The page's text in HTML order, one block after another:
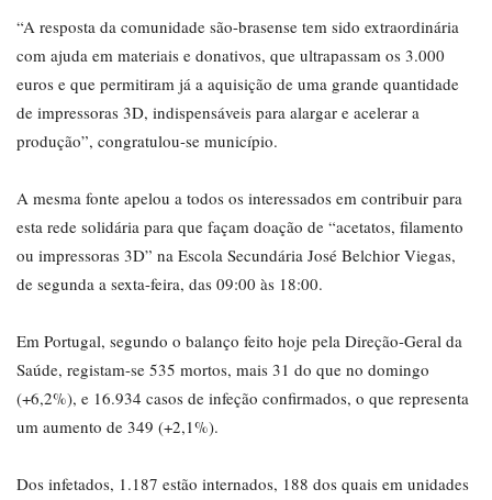
“A resposta da comunidade são-brasense tem sido extraordinária
com ajuda em materiais e donativos, que ultrapassam os 3.000
euros e que permitiram já a aquisição de uma grande quantidade
de impressoras 3D, indispensáveis para alargar e acelerar a
produção”, congratulou-se município.
A mesma fonte apelou a todos os interessados em contribuir para
esta rede solidária para que façam doação de “acetatos, filamento
ou impressoras 3D” na Escola Secundária José Belchior Viegas,
de segunda a sexta-feira, das 09:00 às 18:00.
Em Portugal, segundo o balanço feito hoje pela Direção-Geral da
Saúde, registam-se 535 mortos, mais 31 do que no domingo
(+6,2%), e 16.934 casos de infeção confirmados, o que representa
um aumento de 349 (+2,1%).
Dos infetados, 1.187 estão internados, 188 dos quais em unidades